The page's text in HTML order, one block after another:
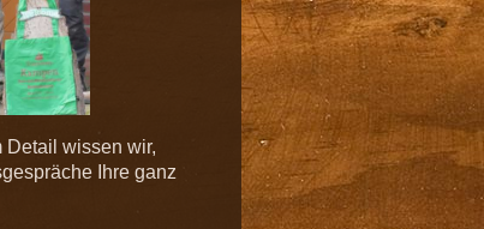
Detail wissen wir,
Ihre ganz